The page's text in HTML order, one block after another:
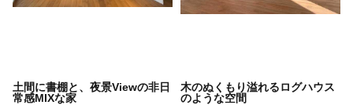
土間に書棚と、夜景Viewの非日
常感MIXな家
木のぬくもり溢れるログハウス
のような空間